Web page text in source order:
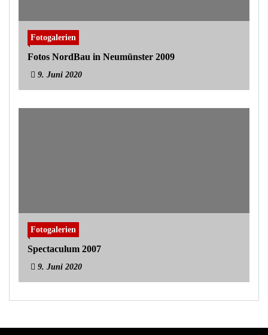
Fotogalerien
Fotos NordBau in Neumünster 2009
9. Juni 2020
Fotogalerien
Spectaculum 2007
9. Juni 2020